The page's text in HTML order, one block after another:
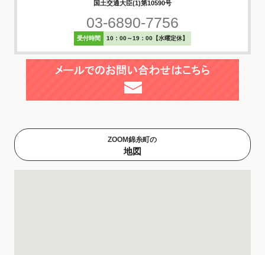
国土交通大臣(1)第10590号
03-6890-7756
受付時間 10：00～19：00【水曜定休】
ZOOM錦糸町の
地図